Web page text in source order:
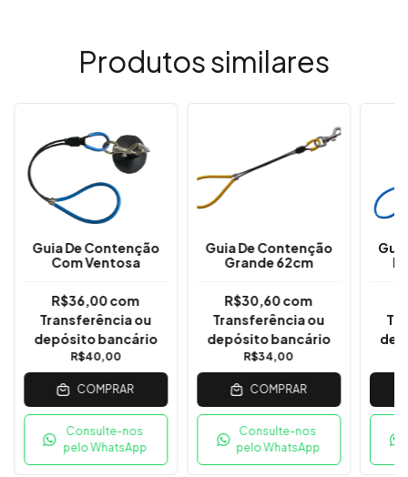
Produtos similares
Guia De Contenção
Com Ventosa
R$40,00
R$36,00com
Transferência ou
depósito bancário
COMPRAR
Consulte-nos
pelo WhatsApp
Guia De Contenção
Grande 62cm
R$34,00
R$30,60com
Transferência ou
depósito bancário
COMPRAR
Consulte-nos
pelo WhatsApp